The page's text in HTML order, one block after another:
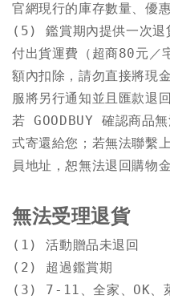
官網現行的庫存數量、優
(5) 鑑賞期內提供一次退
付出貨運費（超商80元／
額內扣除，請勿直接將現
服將另行通知並且匯款退
若 GOODBUY 確認商品
式寄還給您；若無法聯繫
員地址，恕無法退回購物
無法受理退貨
(1) 活動贈品未退回
(2) 超過鑑賞期
(3) 7-11、全家、OK、